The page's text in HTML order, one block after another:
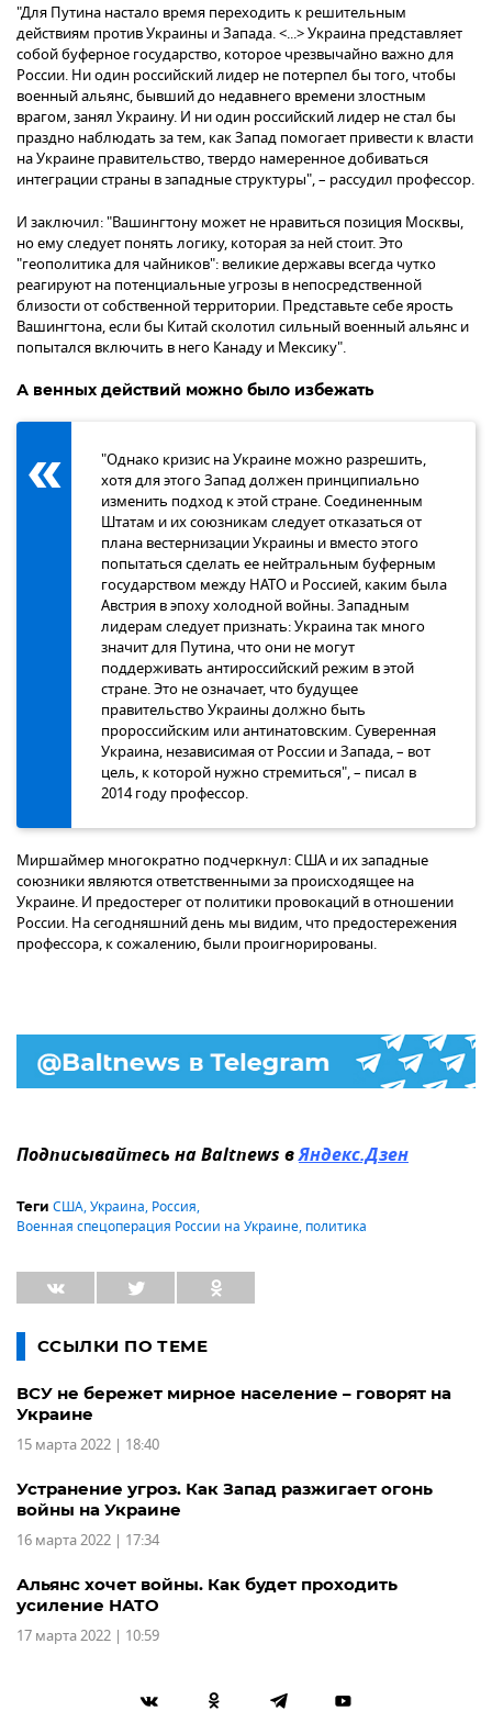
"Для Путина настало время переходить к решительным
действиям против Украины и Запада. <...> Украина представляет
собой буферное государство, которое чрезвычайно важно для
России. Ни один российский лидер не потерпел бы того, чтобы
военный альянс, бывший до недавнего времени злостным
врагом, занял Украину. И ни один российский лидер не стал бы
праздно наблюдать за тем, как Запад помогает привести к власти
на Украине правительство, твердо намеренное добиваться
интеграции страны в западные структуры", – рассудил профессор.
И заключил: "Вашингтону может не нравиться позиция Москвы,
но ему следует понять логику, которая за ней стоит. Это
"геополитика для чайников": великие державы всегда чутко
реагируют на потенциальные угрозы в непосредственной
близости от собственной территории. Представьте себе ярость
Вашингтона, если бы Китай сколотил сильный военный альянс и
попытался включить в него Канаду и Мексику".
А венных действий можно было избежать
"Однако кризис на Украине можно разрешить,
хотя для этого Запад должен принципиально
изменить подход к этой стране. Соединенным
Штатам и их союзникам следует отказаться от
плана вестернизации Украины и вместо этого
попытаться сделать ее нейтральным буферным
государством между НАТО и Россией, каким была
Австрия в эпоху холодной войны. Западным
лидерам следует признать: Украина так много
значит для Путина, что они не могут
поддерживать антироссийский режим в этой
стране. Это не означает, что будущее
правительство Украины должно быть
пророссийским или антинатовским. Суверенная
Украина, независимая от России и Запада, – вот
цель, к которой нужно стремиться", – писал в
2014 году профессор.
Миршаймер многократно подчеркнул: США и их западные
союзники являются ответственными за происходящее на
Украине. И предостерег от политики провокаций в отношении
России. На сегодняшний день мы видим, что предостережения
профессора, к сожалению, были проигнорированы.
Подписывайтесь на Baltnews вЯндекс.Дзен
Теги США,Украина, Россия,
Военная спецоперация России на Украине, политика
ССЫЛКИ ПО ТЕМЕ
ВСУ не бережет мирное население – говорят на
Украине
15 марта 2022 | 18:40
Устранение угроз. Как Запад разжигает огонь
войны на Украине
16 марта 2022 | 17:34
Альянс хочет войны. Как будет проходить
усиление НАТО
17 марта 2022 | 10:59